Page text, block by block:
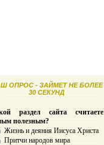
ОПРОС - ЗАЙМЕТ НЕ БОЛЕЕ
30 СЕКУНД
раздел сайта считаете
полезным?
Жизнь и деяния Иисуса Христа
Притчи народов мира